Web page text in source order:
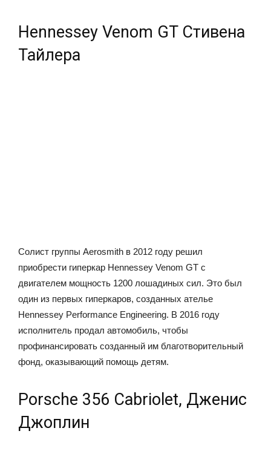
Hennessey Venom GT Стивена
Тайлера
Солист группы Aerosmith в 2012 году решил
приобрести гиперкар Hennessey Venom GT с
двигателем мощность 1200 лошадиных сил. Это был
один из первых гиперкаров, созданных ателье
Hennessey Performance Engineering. В 2016 году
исполнитель продал автомобиль, чтобы
профинансировать созданный им благотворительный
фонд, оказывающий помощь детям.
Porsche 356 Cabriolet, Дженис
Джоплин